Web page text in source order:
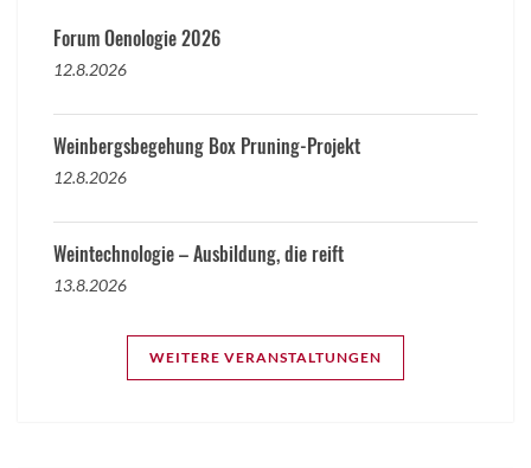
Forum Oenologie 2026
12.8.2026
Weinbergsbegehung Box Pruning-Projekt
12.8.2026
Weintechnologie – Ausbildung, die reift
13.8.2026
WEITERE VERANSTALTUNGEN